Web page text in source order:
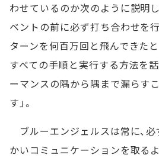
わせているのか次のように説明
ベントの前に必ず打ち合わせを
ターンを何百万回と飛んできた
すべての手順と実行する方法を
ーマンスの隅から隅まで漏らす
す」。
ブルーエンジェルスは常に、
かいコミュニケーションを取る